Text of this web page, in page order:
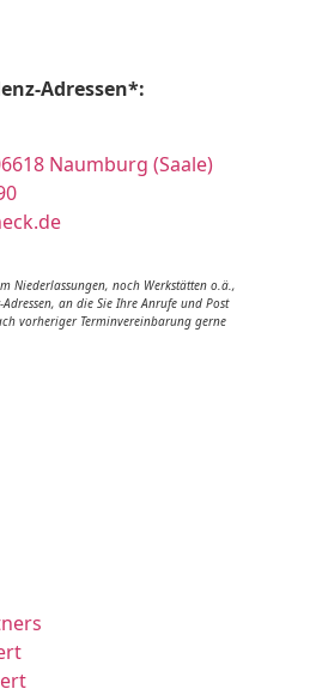
Adressen*:
Naumburg (Saale)
Niederlassungen, noch Werkstätten o.ä.,
an die Sie Ihre Anrufe und Post
vorheriger Terminvereinbarung gerne